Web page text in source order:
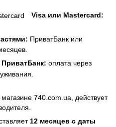
Visa или Mastercard:
ПриватБанк или
ПриватБанк: оплата через
740.com.ua, действует
12 месяцев с даты